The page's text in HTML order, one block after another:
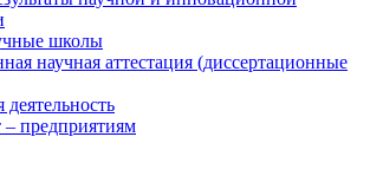
школы
научная аттестация (диссертационные
деятельность
– предприятиям